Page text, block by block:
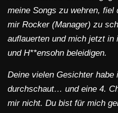
meine Songs zu wehren,
mir Rocker (Manager) zu
auflauerten und mich jetzt
und H**ensohn beleidigen.
Deine vielen Gesichter habe
durchschaut… und eine 4.
mir nicht. Du bist für mich